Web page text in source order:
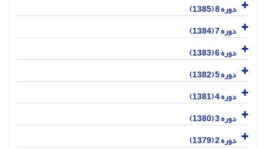
دوره 8 (1385)
دوره 7 (1384)
دوره 6 (1383)
دوره 5 (1382)
دوره 4 (1381)
دوره 3 (1380)
دوره 2 (1379)